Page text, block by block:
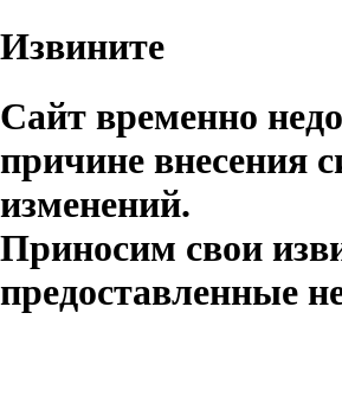
Извините
Сайт временно
причине внесения
изменений.
Приносим свои
предоставленные